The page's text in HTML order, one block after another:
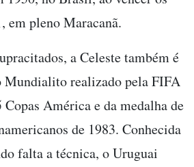
em pleno Maracanã.
a Celeste também é
Mundialito realizado pela FIFA
América e da medalha de
de 1983. Conhecida
falta a técnica, o Uruguai